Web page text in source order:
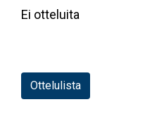
Ei otteluita
Ottelulista